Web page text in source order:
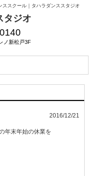
スクール｜タハラダンススタジオ
ノ新松戸3F
2016/12/21
年末年始の休業を